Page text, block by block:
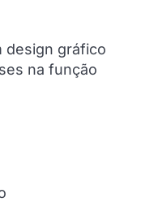
design gráfico
na função